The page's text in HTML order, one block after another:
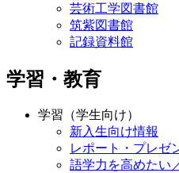
芸術工学図書館
筑紫図書館
記録資料館
学習・教育
学習（学生向け）
新入生向け情報
レポート・プレゼ
語学力を高めたい